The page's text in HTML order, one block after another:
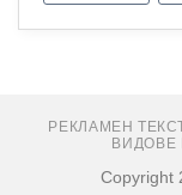
РЕКЛАМЕН
ВИДОВЕ
Copyright